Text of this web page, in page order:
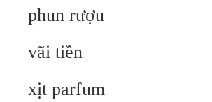
phun rượu
vãi tiền
xịt parfum